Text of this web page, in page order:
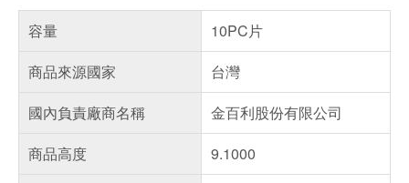
容量
10PC片
商品來源國家
台灣
國內負責廠商名稱
金百利股份有限公司
商品高度
9.1000